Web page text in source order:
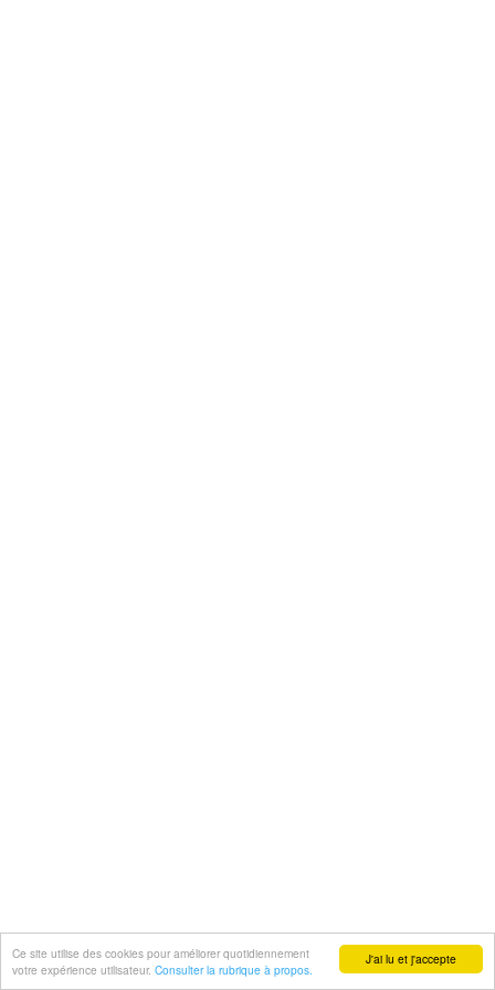
J'ai lu et j'accepte
Ce site utilise des cookies pour améliorer quotidiennement
votre expérience utilisateur. Consulter la rubrique à propos.